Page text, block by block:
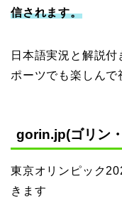
信されます。
日本語実況と解説
ポーツでも楽しん
gorin.jp(ゴリン
東京オリンピック
きます